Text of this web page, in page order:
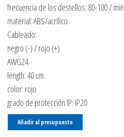
frecuencia de los destellos: 80-100 / min.
material: ABS/acrílico
Cableado:
negro (-) / rojo (+)
AWG24
length: 40 cm
color: rojo
grado de protección IP: IP20
Añadir al presupuesto